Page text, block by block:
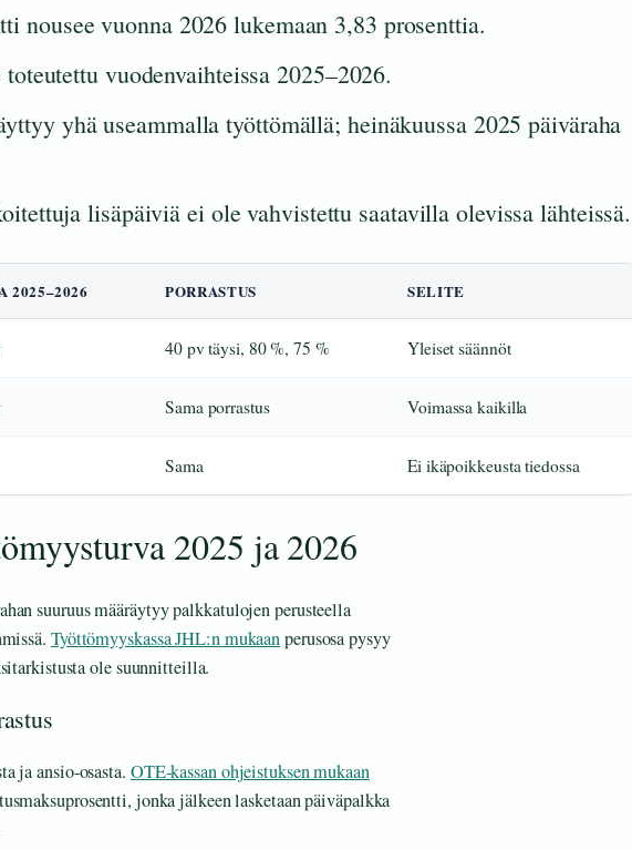
nousee vuonna 2026 lukemaan 3,83 prosenttia.
vuodenvaihteissa 2025–2026.
yhä useammalla työttömällä; heinäkuussa 2025 päiväraha
lisäpäiviä ei ole vahvistettu saatavilla olevissa lähteissä.
2025–2026 PORRASTUS SELITE
40 pv täysi, 80 %, 75 % Yleiset säännöt
Sama porrastus Voimassa kaikilla
Sama Ei ikäpoikkeusta tiedossa
2025 ja 2026
suuruus määräytyy palkkatulojen perusteella
Työttömyyskassa JHL:n mukaanperusosa pysyy
ole suunnitteilla.
ja ansio-osasta. OTE-kassan ohjeistuksen mukaan
jonka jälkeen lasketaan päiväpalkka